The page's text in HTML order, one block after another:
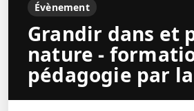
Évènement
Grandir dans et
nature -
pédagogie par